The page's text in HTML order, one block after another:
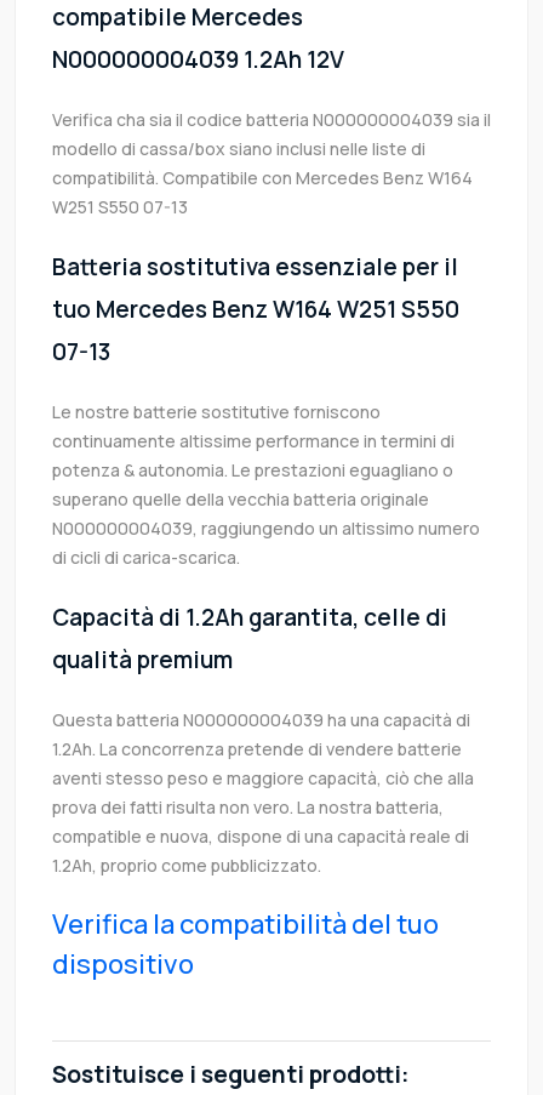
compatibile Mercedes
N000000004039 1.2Ah 12V
Verifica cha sia il codice batteria N000000004039 sia il
modello di cassa/box siano inclusi nelle liste di
compatibilità. Compatibile con Mercedes Benz W164
W251 S550 07-13
Batteria sostitutiva essenziale per il
tuo Mercedes Benz W164 W251 S550
07-13
Le nostre batterie sostitutive forniscono
continuamente altissime performance in termini di
potenza & autonomia. Le prestazioni eguagliano o
superano quelle della vecchia batteria originale
N000000004039, raggiungendo un altissimo numero
di cicli di carica-scarica.
Capacità di 1.2Ah garantita, celle di
qualità premium
Questa batteria N000000004039 ha una capacità di
1.2Ah. La concorrenza pretende di vendere batterie
aventi stesso peso e maggiore capacità, ciò che alla
prova dei fatti risulta non vero. La nostra batteria,
compatible e nuova, dispone di una capacità reale di
1.2Ah, proprio come pubblicizzato.
Verifica la compatibilità del tuo
dispositivo
Sostituisce i seguenti prodotti: